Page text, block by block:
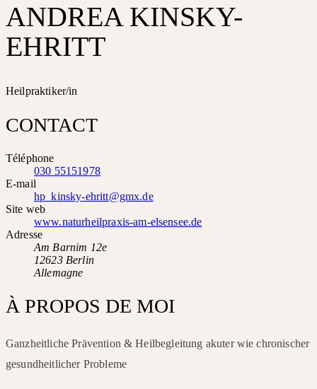
ANDREA KINSKY-
EHRITT
Heilpraktiker/in
CONTACT
Téléphone
030 55151978
E-mail
hp_kinsky-ehritt@gmx.de
Site web
www.naturheilpraxis-am-elsensee.de
Adresse
Am Barnim 12e
12623 Berlin
Allemagne
À PROPOS DE MOI
Ganzheitliche Prävention & Heilbegleitung akuter wie chronischer
gesundheitlicher Probleme